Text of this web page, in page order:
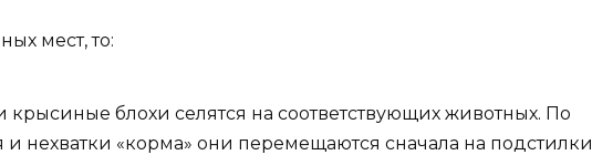
мест, то:
крысиные блохи селятся на соответствующих животных. По
нехватки «корма» они перемещаются сначала на подстилки